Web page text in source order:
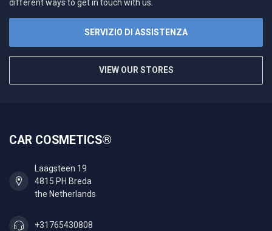
different ways to get in touch with us.
SERVIZIO DI ASSISTENZA
VIEW OUR STORES
CAR COSMETICS®
Laagsteen 19
4815 PH Breda
the Netherlands
+31765430808